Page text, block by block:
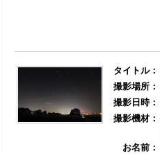
タイトル：
撮影場所：
撮影日時：
撮影機材：
お名前：